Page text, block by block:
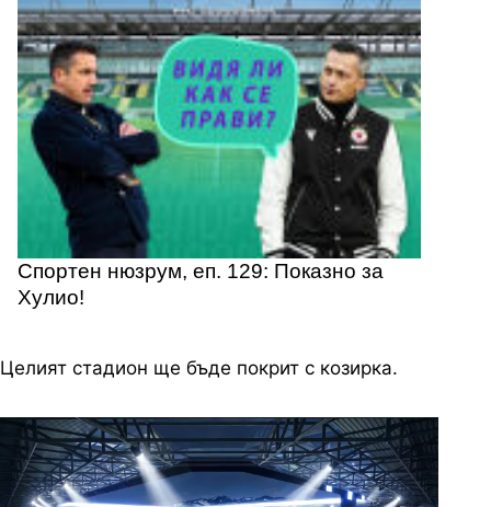
Спортен нюзрум, еп. 129: Показно за
Хулио!
Целият стадион ще бъде покрит с козирка.